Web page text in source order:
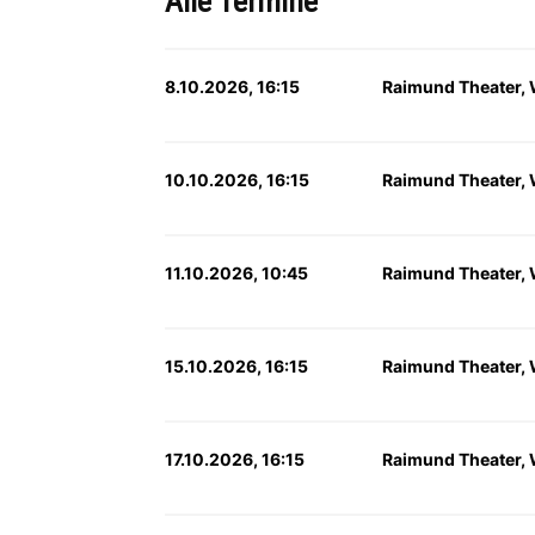
8.10.2026, 16:15 Raimund Theater,
10.10.2026, 16:15 Raimund Theater,
11.10.2026, 10:45 Raimund Theater,
15.10.2026, 16:15 Raimund Theater,
17.10.2026, 16:15 Raimund Theater,